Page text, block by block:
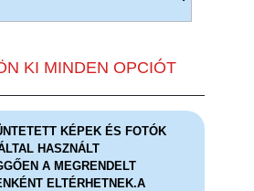
KI MINDEN OPCIÓT
KÉPEK ÉS FOTÓK
HASZNÁLT
A MEGRENDELT
ELTÉRHETNEK.A